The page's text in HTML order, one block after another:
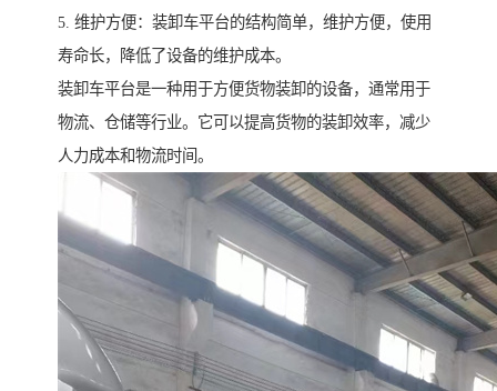
5. 维护方便：装卸车平台的结构简单，维护方便，使用
寿命长，降低了设备的维护成本。
装卸车平台是一种用于方便货物装卸的设备，通常用于
物流、仓储等行业。它可以提高货物的装卸效率，减少
人力成本和物流时间。